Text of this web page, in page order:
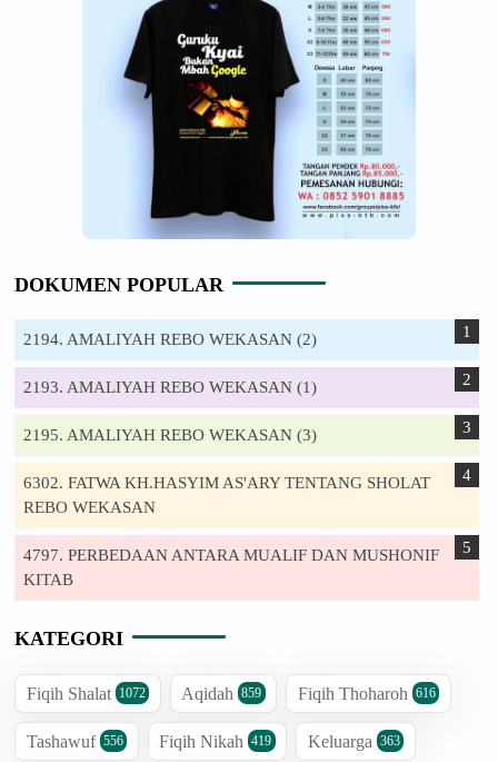
DOKUMEN POPULAR
2194. AMALIYAH REBO WEKASAN (2)
2193. AMALIYAH REBO WEKASAN (1)
2195. AMALIYAH REBO WEKASAN (3)
6302. FATWA KH.HASYIM AS'ARY TENTANG SHOLAT
REBO WEKASAN
4797. PERBEDAAN ANTARA MUALIF DAN MUSHONIF
KITAB
KATEGORI
Fiqih Shalat 1072 Aqidah 859 Fiqih Thoharoh 616
Tashawuf 556 Fiqih Nikah 419 Keluarga 363